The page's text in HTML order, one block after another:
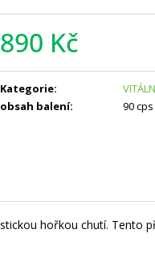
890 Kč
Kategorie:
obsah balení: 90 cps
hořkou chutí. Tento